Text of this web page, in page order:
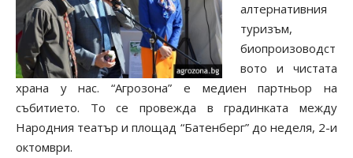
алтернативния
туризъм,
биопроизоводст
вото и чистата
храна у нас. “Агрозона” е медиен партньор на
събитието. То се провежда в градинката между
Народния театър и площад “Батенберг” до неделя, 2-и
октомври.